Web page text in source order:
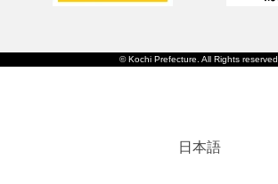
© Kochi Prefecture. All Rights reserved.
日本語